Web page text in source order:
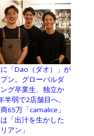
「Dao（ダオ）」が
ン。グローバルダ
グ卒業生、独立か
半弱で2店舗目へ。
65万「camalice」
「出汁を生かした
アン」